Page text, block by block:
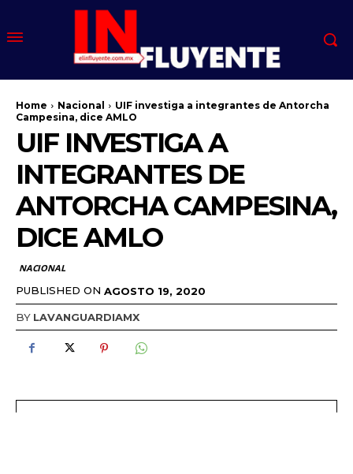
Home Nacional
UIF investiga a integrantes de Antorcha
Campesina, dice AMLO
UIF INVESTIGA A
INTEGRANTES DE
ANTORCHA CAMPESINA,
DICE AMLO
NACIONAL
PUBLISHED ON AGOSTO 19, 2020
BY LAVANGUARDIAMX